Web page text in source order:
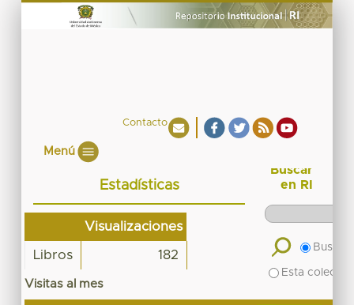
Contacto
Menú
Estadísticas
Visualizaciones
Libros 182
Visitas al mes
Buscar
en RI
Buscar
Esta